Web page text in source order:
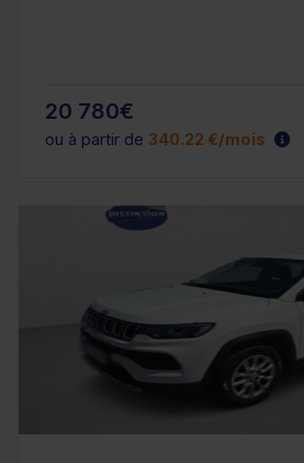
20 780€
ou à partir de 340.22 €/mois